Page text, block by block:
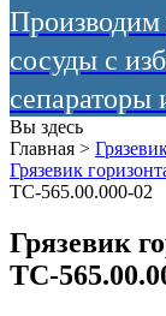
сосуды с
сепараторы
Вы здесь
Главная >
Грязевик
ТС-565.00.000-02
Грязевик
ТС-